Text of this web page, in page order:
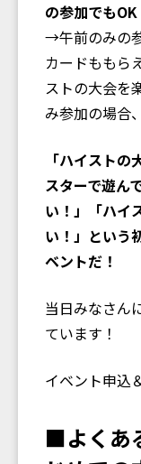
の参加でもOK
→午前のみの
カードももら
ストの大会を
み参加の場合
「ハイスト
スターで遊ん
い！」「ハイ
い！」という
ベントだ！
当日みなさん
ています！
イベント申込
■よくあ